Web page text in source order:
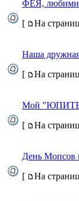
ФЕЯ,
[
На
Наша
[
На
Мой
[
На
День Мопсов
[
На